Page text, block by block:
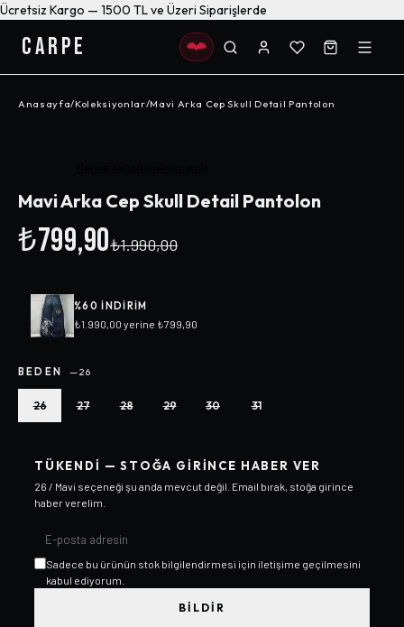
Ücretsiz Kargo — 1500 TL ve Üzeri Siparişlerde
CARPE
Anasayfa/Koleksiyonlar/Mavi Arka Cep Skull Detail Pantolon
Mavi Arka Cep Skull Detail Pantolon
₺799,90₺1.990,00
%60 INDIRIM
₺1.990,00 yerine ₺799,90
BEDEN —26
26 27 28 29 30 31
TÜKENDI — STOĞA GIRINCE HABER VER
26 / Mavi seçeneği şu anda mevcut değil. Email bırak, stoğa girince
haber verelim.
Sadece bu ürünün stok bilgilendirmesi için iletişime geçilmesini
kabul ediyorum.
BILDIR